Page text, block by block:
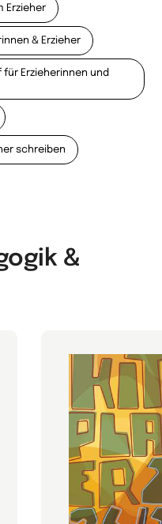
Erzieher
& Erzieher
Erzieherinnen und
schreiben
&